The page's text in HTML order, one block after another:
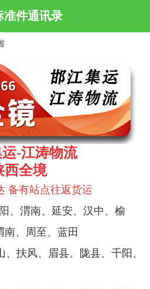
准件通讯录
-江涛物流
西全境
备有站点往返货运
、渭南、延安、汉中、榆
、周至、蓝田
扶风、眉县、陇县、千阳、